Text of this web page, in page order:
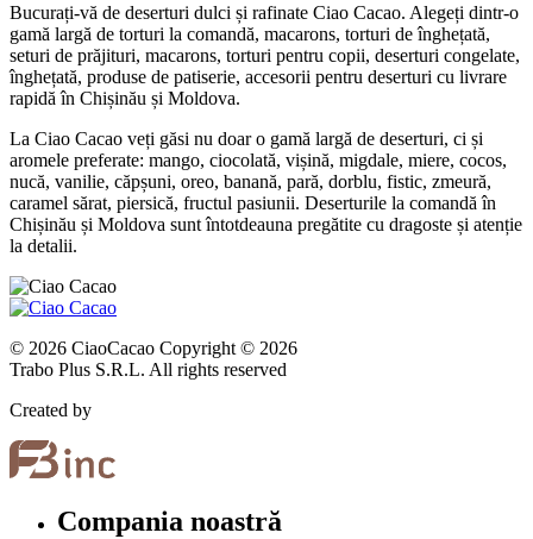
Bucurați-vă de deserturi dulci și rafinate Ciao Cacao. Alegeți dintr-o
gamă largă de torturi la comandă, macarons, torturi de înghețată,
seturi de prăjituri, macarons, torturi pentru copii, deserturi congelate,
înghețată, produse de patiserie, accesorii pentru deserturi cu livrare
rapidă în Chișinău și Moldova.
La Ciao Cacao veți găsi nu doar o gamă largă de deserturi, ci și
aromele preferate: mango, ciocolată, vișină, migdale, miere, cocos,
nucă, vanilie, căpșuni, oreo, banană, pară, dorblu, fistic, zmeură,
caramel sărat, piersică, fructul pasiunii. Deserturile la comandă în
Chișinău și Moldova sunt întotdeauna pregătite cu dragoste și atenție
la detalii.
© 2026 CiaoCacao Copyright © 2026
Trabo Plus S.R.L. All rights reserved
Created by
Compania noastră